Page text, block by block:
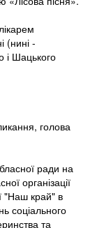
(нині -
і Шацького
голова
ради на
організації
"Наш край" в
соціального
та